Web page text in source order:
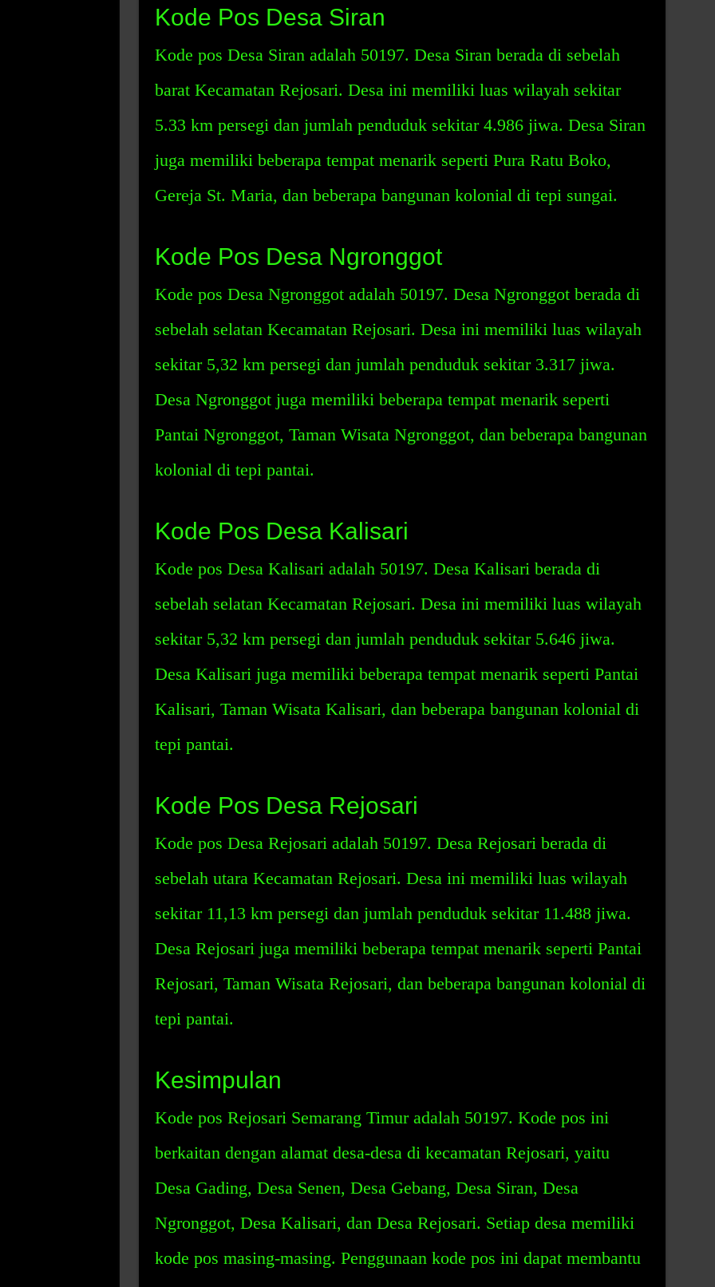
Kode Pos Desa Siran
Kode pos Desa Siran adalah 50197. Desa Siran berada di sebelah
barat Kecamatan Rejosari. Desa ini memiliki luas wilayah sekitar
5.33 km persegi dan jumlah penduduk sekitar 4.986 jiwa. Desa Siran
juga memiliki beberapa tempat menarik seperti Pura Ratu Boko,
Gereja St. Maria, dan beberapa bangunan kolonial di tepi sungai.
Kode Pos Desa Ngronggot
Kode pos Desa Ngronggot adalah 50197. Desa Ngronggot berada di
sebelah selatan Kecamatan Rejosari. Desa ini memiliki luas wilayah
sekitar 5,32 km persegi dan jumlah penduduk sekitar 3.317 jiwa.
Desa Ngronggot juga memiliki beberapa tempat menarik seperti
Pantai Ngronggot, Taman Wisata Ngronggot, dan beberapa bangunan
kolonial di tepi pantai.
Kode Pos Desa Kalisari
Kode pos Desa Kalisari adalah 50197. Desa Kalisari berada di
sebelah selatan Kecamatan Rejosari. Desa ini memiliki luas wilayah
sekitar 5,32 km persegi dan jumlah penduduk sekitar 5.646 jiwa.
Desa Kalisari juga memiliki beberapa tempat menarik seperti Pantai
Kalisari, Taman Wisata Kalisari, dan beberapa bangunan kolonial di
tepi pantai.
Kode Pos Desa Rejosari
Kode pos Desa Rejosari adalah 50197. Desa Rejosari berada di
sebelah utara Kecamatan Rejosari. Desa ini memiliki luas wilayah
sekitar 11,13 km persegi dan jumlah penduduk sekitar 11.488 jiwa.
Desa Rejosari juga memiliki beberapa tempat menarik seperti Pantai
Rejosari, Taman Wisata Rejosari, dan beberapa bangunan kolonial di
tepi pantai.
Kesimpulan
Kode pos Rejosari Semarang Timur adalah 50197. Kode pos ini
berkaitan dengan alamat desa-desa di kecamatan Rejosari, yaitu
Desa Gading, Desa Senen, Desa Gebang, Desa Siran, Desa
Ngronggot, Desa Kalisari, dan Desa Rejosari. Setiap desa memiliki
kode pos masing-masing. Penggunaan kode pos ini dapat membantu